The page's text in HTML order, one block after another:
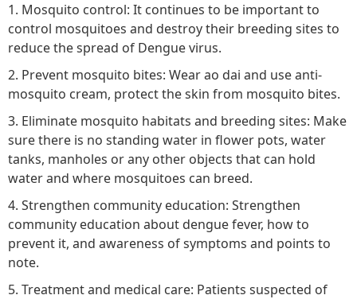
1. Mosquito control: It continues to be important to
control mosquitoes and destroy their breeding sites to
reduce the spread of Dengue virus.
2. Prevent mosquito bites: Wear ao dai and use anti-
mosquito cream, protect the skin from mosquito bites.
3. Eliminate mosquito habitats and breeding sites: Make
sure there is no standing water in flower pots, water
tanks, manholes or any other objects that can hold
water and where mosquitoes can breed.
4. Strengthen community education: Strengthen
community education about dengue fever, how to
prevent it, and awareness of symptoms and points to
note.
5. Treatment and medical care: Patients suspected of